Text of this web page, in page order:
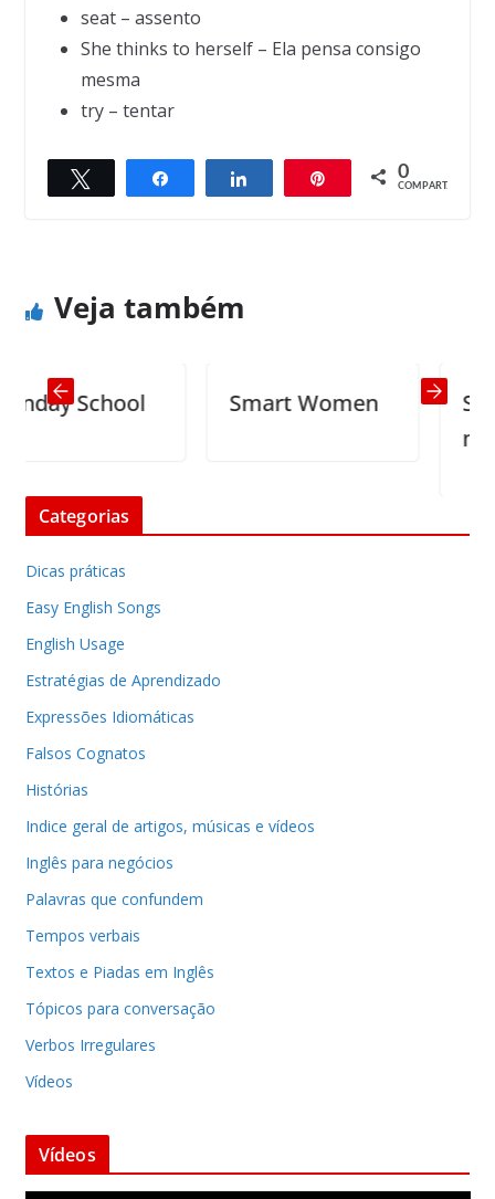
seat – assento
She thinks to herself – Ela pensa consigo
mesma
try – tentar
Compartilhar Compartilhar 0
COMPART.
← Previous
Next →
Veja também
School Smart Women
Sex
Categorias
Dicas práticas
Easy English Songs
English Usage
Estratégias de Aprendizado
Expressões Idiomáticas
Falsos Cognatos
Histórias
Indice geral de artigos, músicas e vídeos
Inglês para negócios
Palavras que confundem
Tempos verbais
Textos e Piadas em Inglês
Tópicos para conversação
Verbos Irregulares
Vídeos
Vídeos